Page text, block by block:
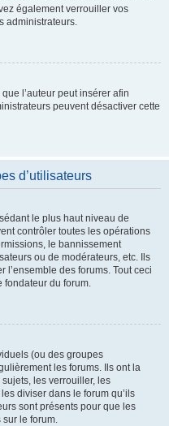
également verrouiller vos
administrateurs.
l’auteur peut insérer afin
peuvent désactiver cette
d’utilisateurs
le plus haut niveau de
contrôler toutes les opérations
le bannissement
ou de modérateurs, etc. Ils
des forums. Tout ceci
fondateur du forum.
(ou des groupes
les forums. Ils ont la
les verrouiller, les
diviser dans le forum qu’ils
sont présents pour que les
le forum.